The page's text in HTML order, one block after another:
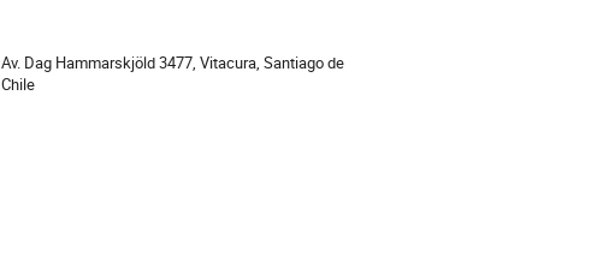
Ubicación
Av. Dag Hammarskjöld 3477, Vitacura, Santiago de
Chile